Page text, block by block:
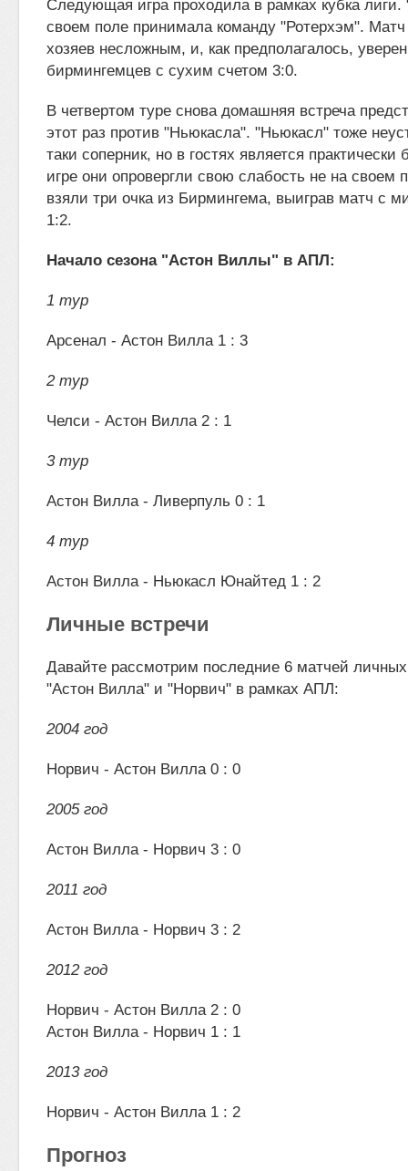
Следующая игра проходила в рамках кубка
своем поле принимала команду "Ротерхэм".
хозяев несложным, и, как предполагалось,
бирмингемцев с сухим счетом 3:0.
В четвертом туре снова домашняя встреча
этот раз против "Ньюкасла". "Ньюкасл" тоже
таки соперник, но в гостях является
игре они опровергли свою слабость не на своем
взяли три очка из Бирмингема, выиграв матч с
1:2.
Начало сезона "Астон Виллы" в АПЛ:
1 тур
Арсенал - Астон Вилла 1 : 3
2 тур
Челси - Астон Вилла 2 : 1
3 тур
Астон Вилла - Ливерпуль 0 : 1
4 тур
Астон Вилла - Ньюкасл Юнайтед 1 : 2
Личные встречи
Давайте рассмотрим последние 6 матчей
"Астон Вилла" и "Норвич" в рамках АПЛ:
2004 год
Норвич - Астон Вилла 0 : 0
2005 год
Астон Вилла - Норвич 3 : 0
2011 год
Астон Вилла - Норвич 3 : 2
2012 год
Норвич - Астон Вилла 2 : 0
Астон Вилла - Норвич 1 : 1
2013 год
Норвич - Астон Вилла 1 : 2
Прогноз